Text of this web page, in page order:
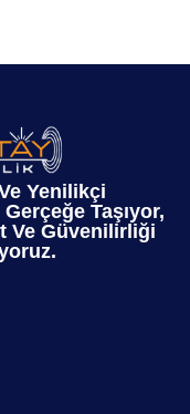
Yenilikçi
Taşıyor,
Ve Güvenilirliği